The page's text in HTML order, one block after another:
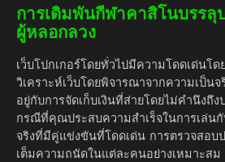
การเดิมพันกีฬาคาสิโนบรรลุ
ผู้หลอกลวง
เว็บโปกเกอร์โดยทั่วไปมีความโดดเด่นโ
วิเคราะห์เว็บโดยพิจารณาจากความเป็น
อยู่กับการจัดเก็บเงินที่ส่ายโดยไม่คำนึง
กรณีที่คุณประสบความสำเร็จในการเล่น
จริงที่มีคู่แข่งขันที่โดดเด่น การตรวจสอ
เต็มความถนัดในแต่ละคนอย่างเหมาะ